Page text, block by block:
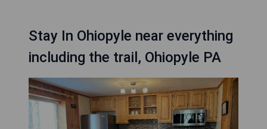
Stay In Ohiopyle near everything
including the trail, Ohiopyle PA